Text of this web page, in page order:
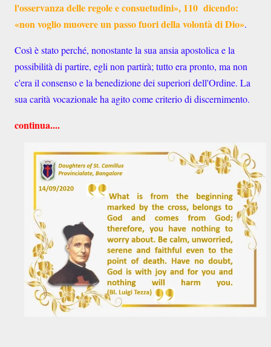
l'osservanza delle regole e consuetudini», 110 dicendo:
«non voglio muovere un passo fuori della volontà di Dio».
Così è stato perché, nonostante la sua ansia apostolica e la
possibilità di partire, egli non partirà; tutto era pronto, ma non
c'era il consenso e la benedizione dei superiori dell'Ordine. La
sua carità vocazionale ha agito come criterio di discernimento.
continua....